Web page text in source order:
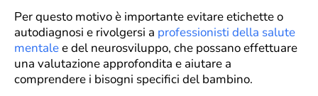
Per questo motivo è importante evitare etichette o
autodiagnosi e rivolgersi a professionisti della salute
mentalee del neurosviluppo, che possano effettuare
una valutazione approfondita e aiutare a
comprendere i bisogni specifici del bambino.